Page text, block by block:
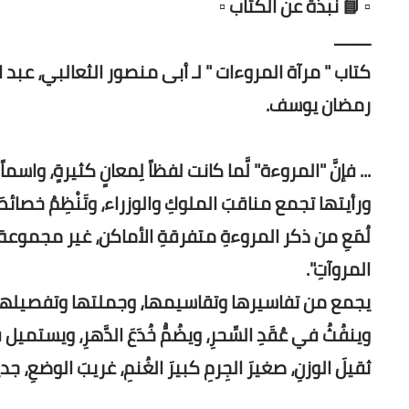
ــــــــ
رمضان يوسف.
... فإنَّ "المروءة" لَّما كانت لفظاً لِمعانٍ كثيرةٍ،
ورأيتها تجمع مناقبَ الملوكِ والوزراء، وتَنْظِمُ
لُمَعِ من ذكر المروءةِ متفرقةِ الأماكن، غير
المروآتِ".
يجمع من تفاسيرها وتقاسيمها، وجملتها وتفصيلها،
وينفُثُ في عُقَدِ السِّحرِ، ويضُمُّ خُدَعَ الدَّهرِ، ويستميل
ثقيلَ الوزنِ، صغيرَ الجِرمِ كبيرَ الغُنمِ، غريبَ الوضعِ،